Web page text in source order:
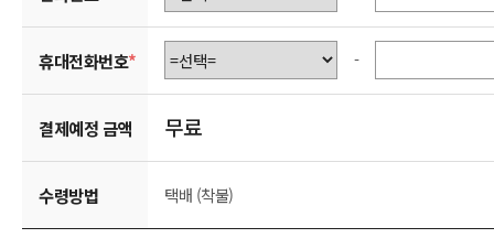
휴대전화번호* -
결제예정 금액 무료
수령방법 택배 (착불)